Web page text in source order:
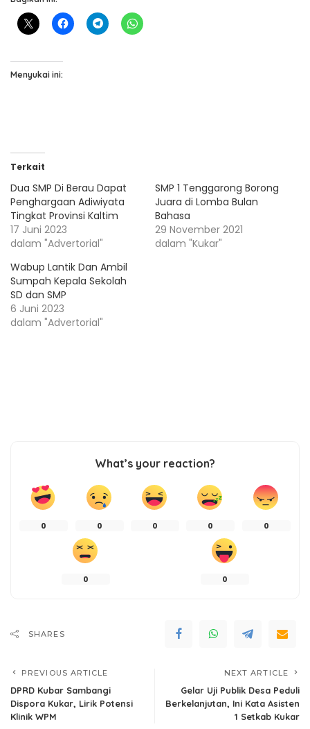
Menyukai ini:
Terkait
Dua SMP Di Berau Dapat
Penghargaan Adiwiyata
Tingkat Provinsi Kaltim
17 Juni 2023
dalam "Advertorial"
SMP 1 Tenggarong Borong
Juara di Lomba Bulan
Bahasa
29 November 2021
dalam "Kukar"
Wabup Lantik Dan Ambil
Sumpah Kepala Sekolah
SD dan SMP
6 Juni 2023
dalam "Advertorial"
What’s your reaction?
0 0 0 0 0
0 0
SHARES
PREVIOUS ARTICLE
DPRD Kubar Sambangi
Dispora Kukar, Lirik Potensi
Klinik WPM
NEXT ARTICLE
Gelar Uji Publik Desa Peduli
Berkelanjutan, Ini Kata Asisten
1 Setkab Kukar